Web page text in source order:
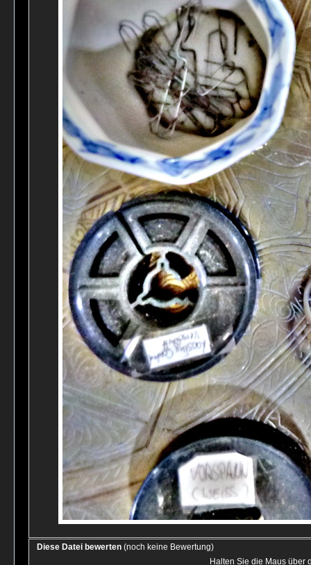
Diese Datei bewerten (noch keine Bewertung)
Halten Sie die Maus über